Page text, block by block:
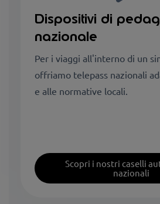
Dispositivi di
nazionale
Per i viaggi all'interno di un
offriamo telepass nazionali
e alle normative locali.
Scopri i nostri caselli
nazionali